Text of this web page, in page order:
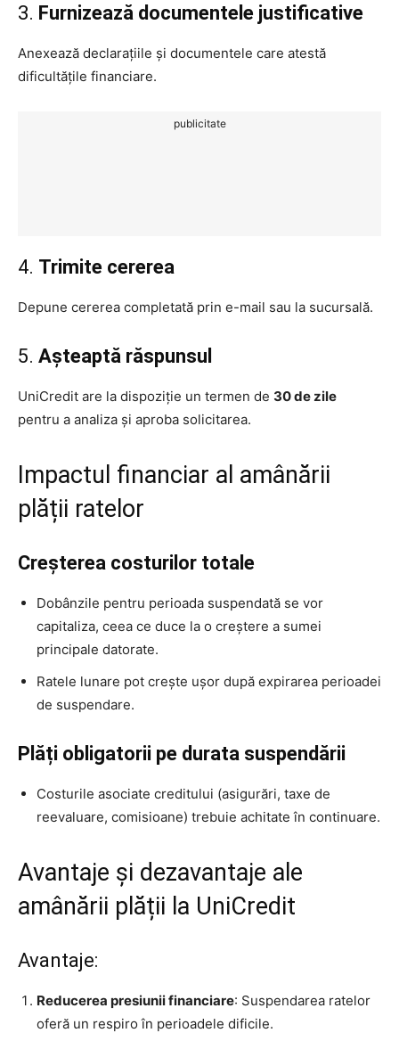
3. Furnizează documentele justificative
Anexează declarațiile și documentele care atestă
dificultățile financiare.
publicitate
4. Trimite cererea
Depune cererea completată prin e-mail sau la sucursală.
5. Așteaptă răspunsul
UniCredit are la dispoziție un termen de 30 de zile
pentru a analiza și aproba solicitarea.
Impactul financiar al amânării
plății ratelor
Creșterea costurilor totale
Dobânzile pentru perioada suspendată se vor
capitaliza, ceea ce duce la o creștere a sumei
principale datorate.
Ratele lunare pot crește ușor după expirarea perioadei
de suspendare.
Plăți obligatorii pe durata suspendării
Costurile asociate creditului (asigurări, taxe de
reevaluare, comisioane) trebuie achitate în continuare.
Avantaje și dezavantaje ale
amânării plății la UniCredit
Avantaje:
Reducerea presiunii financiare: Suspendarea ratelor
oferă un respiro în perioadele dificile.